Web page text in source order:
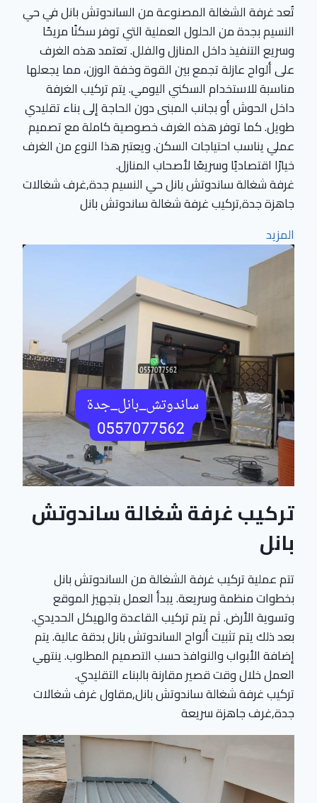
تُعد غرفة الشغالة المصنوعة من الساندوتش بانل في حي
النسيم بجدة من الحلول العملية التي توفر سكنًا مريحًا
وسريع التنفيذ داخل المنازل والفلل. تعتمد هذه الغرف
على ألواح عازلة تجمع بين القوة وخفة الوزن، مما يجعلها
مناسبة للاستخدام السكني اليومي. يتم تركيب الغرفة
داخل الحوش أو بجانب المبنى دون الحاجة إلى بناء تقليدي
طويل. كما توفر هذه الغرف خصوصية كاملة مع تصميم
عملي يناسب احتياجات السكن. ويعتبر هذا النوع من الغرف
خيارًا اقتصاديًا وسريعًا لأصحاب المنازل.
غرفة شغالة ساندوتش بانل حي النسيم جدة,غرف شغالات
جاهزة جدة,تركيب غرفة شغالة ساندوتش بانل
المزيد
تركيب غرفة شغالة ساندوتش
بانل
تتم عملية تركيب غرفة الشغالة من الساندوتش بانل
بخطوات منظمة وسريعة. يبدأ العمل بتجهيز الموقع
وتسوية الأرض. ثم يتم تركيب القاعدة والهيكل الحديدي.
بعد ذلك يتم تثبيت ألواح الساندوتش بانل بدقة عالية. يتم
إضافة الأبواب والنوافذ حسب التصميم المطلوب. ينتهي
العمل خلال وقت قصير مقارنة بالبناء التقليدي.
تركيب غرفة شغالة ساندوتش بانل,مقاول غرف شغالات
جدة,غرف جاهزة سريعة